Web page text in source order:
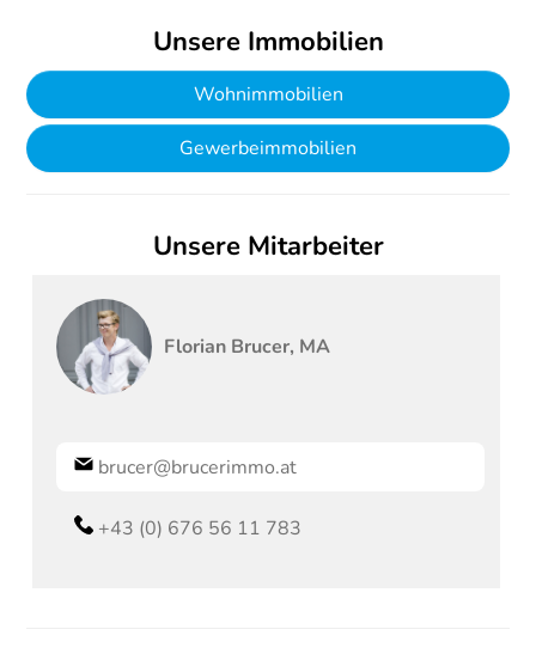
Unsere Immobilien
Wohnimmobilien
Gewerbeimmobilien
Unsere Mitarbeiter
Florian Brucer, MA
brucer@brucerimmo.at
+43 (0) 676 56 11 783